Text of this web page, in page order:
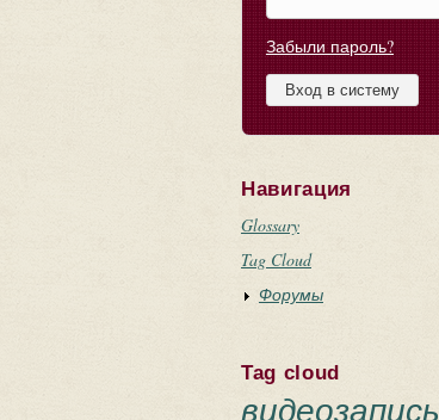
Забыли пароль?
Навигация
Glossary
Tag Cloud
Форумы
Tag cloud
видеозапись